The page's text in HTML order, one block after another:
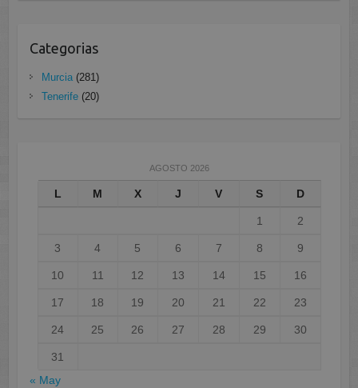
Categorias
Murcia(281)
Tenerife(20)
AGOSTO 2026
L M X J V S D
1 2
3 4 5 6 7 8 9
10 11 12 13 14 15 16
17 18 19 20 21 22 23
24 25 26 27 28 29 30
31
« May